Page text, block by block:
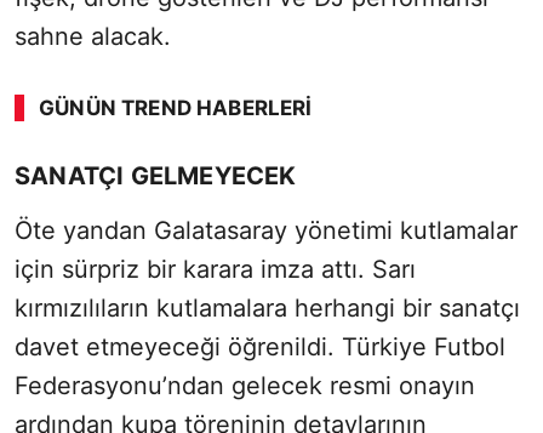
sahne alacak.
GÜNÜN TREND HABERLERI
SÖZCÜ SON DAKİKA
SANATÇI GELMEYECEK
Öte yandan Galatasaray yönetimi kutlamalar
için sürpriz bir karara imza attı. Sarı
kırmızılıların kutlamalara herhangi bir sanatçı
davet etmeyeceği öğrenildi. Türkiye Futbol
Federasyonu’ndan gelecek resmi onayın
ardından kupa töreninin detaylarının